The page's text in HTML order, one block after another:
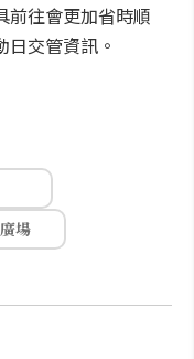
前往會更加省時順
交管資訊。
場